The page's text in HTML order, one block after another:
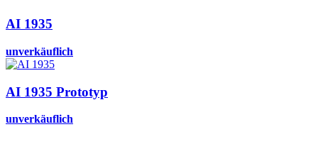
AI 1935
unverkäuflich
AI 1935 Prototyp
unverkäuflich